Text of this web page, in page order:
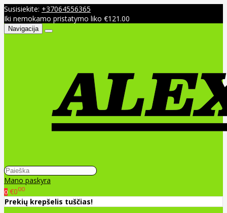
Susisiekite: +37064556365
Iki nemokamo pristatymo liko €121.00
Navigacija
Mano paskyra
0 €000
Prekių krepšelis tuščias!